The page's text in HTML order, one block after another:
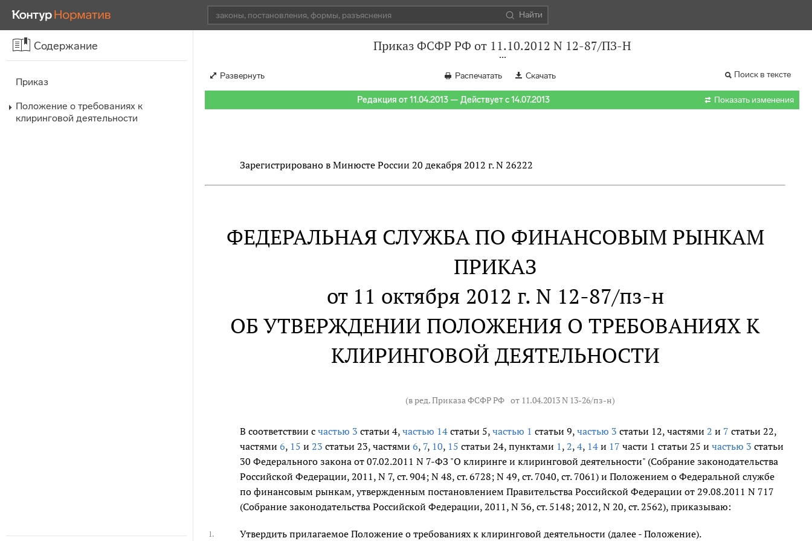
Найти
Содержание
Приказ
Положение о требованиях к
клиринговой деятельности
Приказ ФСФР РФ от 11.10.2012 N 12-87/ПЗ-Н
Развернуть Распечатать Скачать Поиск в тексте
Редакция от 11.04.2013 — Действует с 14.07.2013  Показать изменения
Зарегистрировано в Минюсте России 20 декабря 2012 г. N 26222
ФЕДЕРАЛЬНАЯ СЛУЖБА ПО ФИНАНСОВЫМ РЫНКАМ
ПРИКАЗ
от 11 октября 2012 г. N 12-87/пз-н
ОБ УТВЕРЖДЕНИИ ПОЛОЖЕНИЯ О ТРЕБОВАНИЯХ К
КЛИРИНГОВОЙ ДЕЯТЕЛЬНОСТИ
(в ред. Приказа ФСФР РФ от 11.04.2013 N 13-26/пз-н)
В соответствии с частью 3 статьи 4, частью 14статьи 5, частью 1 статьи 9, частью 3 статьи 12, частями 2 и 7 статьи 22,
частями 6, 15 и 23 статьи 23, частями 6, 7, 10, 15 статьи 24, пунктами 1 , 2, 4, 14и 17 части 1 статьи 25 и частью 3 статьи
30 Федерального закона от 07.02.2011 N 7-ФЗ "О клиринге и клиринговой деятельности" (Собрание законодательства
Российской Федерации, 2011, N 7, ст. 904; N 48, ст. 6728; N 49, ст. 7040, ст. 7061) и Положением о Федеральной службе
по финансовым рынкам, утвержденным постановлением Правительства Российской Федерации от 29.08.2011 N 717
(Собрание законодательства Российской Федерации, 2011, N 36, ст. 5148; 2012, N 20, ст. 2562), приказываю:
1. Утвердить прилагаемое Положение о требованиях к клиринговой деятельности (далее - Положение).